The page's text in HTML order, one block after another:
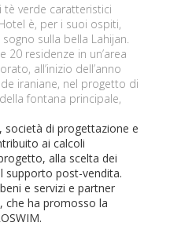
verde caratteristici
è, per i suoi ospiti,
sulla bella Lahijan.
20 residenze in un’area
all’inizio dell’anno
iraniane, nel progetto di
fontana principale,
società di progettazione e
ai calcoli
alla scelta dei
supporto post-vendita.
e servizi e partner
che ha promosso la